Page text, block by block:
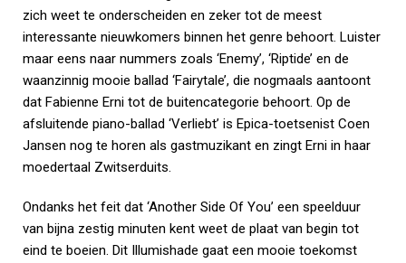
zich weet te onderscheiden en zeker tot de meest
interessante nieuwkomers binnen het genre behoort. Luister
maar eens naar nummers zoals ‘Enemy’, ‘Riptide’ en de
waanzinnig mooie ballad ‘Fairytale’, die nogmaals aantoont
dat Fabienne Erni tot de buitencategorie behoort. Op de
afsluitende piano-ballad ‘Verliebt’ is Epica-toetsenist Coen
Jansen nog te horen als gastmuzikant en zingt Erni in haar
moedertaal Zwitserduits.
Ondanks het feit dat ‘Another Side Of You’ een speelduur
van bijna zestig minuten kent weet de plaat van begin tot
eind te boeien. Dit Illumishade gaat een mooie toekomst